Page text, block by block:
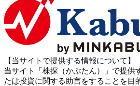
【当サイトで提供する情報について】
当サイト「株探（かぶたん）」で提供
たは投資に関する助言をすることを目